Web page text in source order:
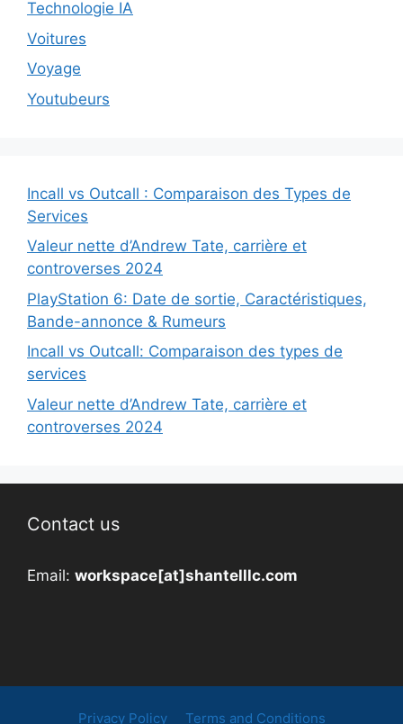
Technologie IA
Voitures
Voyage
Youtubeurs
Incall vs Outcall : Comparaison des Types de
Services
Valeur nette d’Andrew Tate, carrière et
controverses 2024
PlayStation 6: Date de sortie, Caractéristiques,
Bande-annonce & Rumeurs
Incall vs Outcall: Comparaison des types de
services
Valeur nette d’Andrew Tate, carrière et
controverses 2024
Contact us
Email: workspace[at]shantelllc.com
Privacy Policy Terms and Conditions